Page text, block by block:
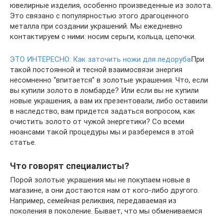
ювелирные изделия, особенно произведенные из золота.
Это связано с популярностью этого драгоценного
металла при создании украшений. Мы ежедневно
контактируем с ними: носим серьги, кольца, цепочки.
ЭТО ИНТЕРЕСНО: Как заточить ножи для ледорубаПри
такой постоянной и тесной взаимосвязи энергия
несомненно “впитается” в золотые украшения. Что, если
вы купили золото в ломбарде? Или если вы не купили
новые украшения, а вам их презентовали, либо оставили
в наследство, вам придется задаться вопросом, как
очистить золото от чужой энергетики? Со всеми
нюансами такой процедуры мы и разберемся в этой
статье.
Что говорят специалисты?
Порой золотые украшения мы не покупаем новые в
магазине, а они достаются нам от кого-либо другого.
Например, семейная реликвия, передаваемая из
поколения в поколение. Бывает, что мы обмениваемся